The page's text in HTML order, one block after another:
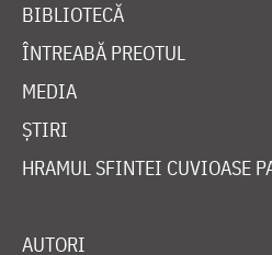
BIBLIOTECĂ
ÎNTREABĂ PREOTUL
MEDIA
ȘTIRI
HRAMUL SFINTEI CUVIOASE
AUTORI